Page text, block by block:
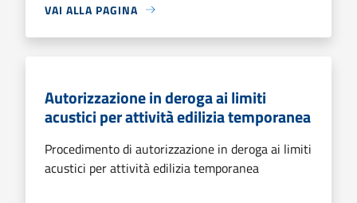
VAI ALLA PAGINA
Autorizzazione in deroga ai limiti
acustici per attività edilizia temporanea
Procedimento di autorizzazione in deroga ai limiti
acustici per attività edilizia temporanea